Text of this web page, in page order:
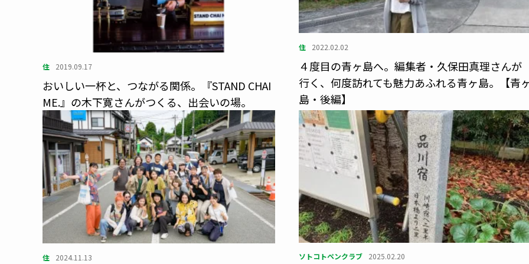
住 2019.09.17
おいしい一杯と、つながる関係。『STAND CHAI
ME.』の木下寛さんがつくる、出会いの場。
住 2022.02.02
４度目の青ヶ島へ。編集者・久保田真理さんが
行く、何度訪れても魅力あふれる青ヶ島。【青
島・後編】
住 2024.11.13 ソトコトペンクラブ 2025.02.20